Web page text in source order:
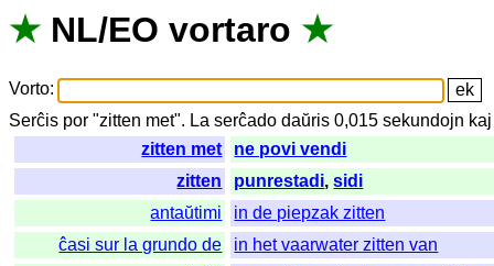
★ NL/EO vortaro ★
Vorto:
Serĉis por "zitten met". La serĉado daŭris 0,015sekundojn kaj
zitten met
ne povi vendi
zitten
punrestadi,sidi
antaŭtimi
in de piepzak zitten
ĉasi sur la grundo de
in het vaarwater zitten van